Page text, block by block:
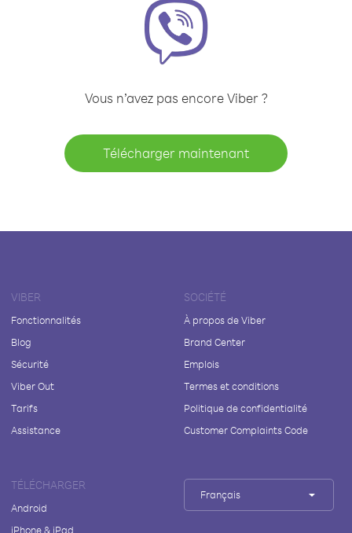
Vous n’avez pas encore Viber ?
Télécharger maintenant
VIBER
Fonctionnalités
Blog
Sécurité
Viber Out
Tarifs
Assistance
SOCIÉTÉ
À propos de Viber
Brand Center
Emplois
Termes et conditions
Politique de confidentialité
Customer Complaints Code
TÉLÉCHARGER
Android
iPhone & iPad
Français